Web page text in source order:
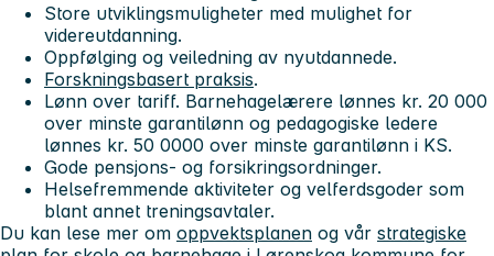
Store utviklingsmuligheter med mulighet for
videreutdanning.
Oppfølging og veiledning av nyutdannede.
Forskningsbasert praksis.
Lønn over tariff. Barnehagelærere lønnes kr. 20 000
over minste garantilønn og pedagogiske ledere
lønnes kr. 50 0000 over minste garantilønn i KS.
Gode pensjons- og forsikringsordninger.
Helsefremmende aktiviteter og velferdsgoder som
blant annet treningsavtaler.
Du kan lese mer om oppvektsplanen og vår strategiske